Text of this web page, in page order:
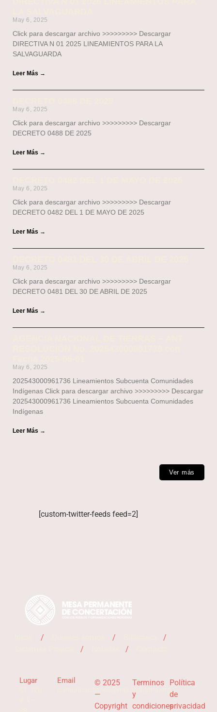
May 6, 2025
Click para descargar archivo >>>>>>>>> Descargar
DIRECTIVA N 01 2025 LINEAMIENTOS PARA LA
SALVAGUARDA
Leer Más →
May 6, 2025
Click para descargar archivo >>>>>>>>> Descargar
DECRETO 0488 DE 2025
Leer Más →
May 6, 2025
Click para descargar archivo >>>>>>>>> Descargar
DECRETO 0482 DEL 1 DE MAYO DE 2025
Leer Más →
May 6, 2025
Click para descargar archivo >>>>>>>>> Descargar
DECRETO 0481 DEL 30 DE ABRIL DE 2025
Leer Más →
May 6, 2025
202543000961736 Lineamientos Subcuenta Comunidades
Indígenas Click para descargar archivo >>>>>>>>> Descargar
202543000961736 Lineamientos Subcuenta Comunidades
Indígenas
Leer Más →
Ver más
[custom-twitter-feeds feed=2]
/ /
/
/ /
Lugar
Email
© 2025
—
Copyright
Terminos
y
condiciones
Política
de
privacidad